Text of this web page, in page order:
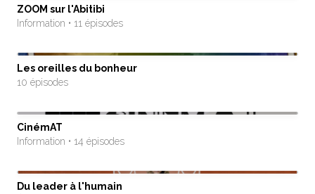
ZOOM sur l'Abitibi
Information • 11 épisodes
Les oreilles du bonheur
10 épisodes
CinémAT
Information • 14 épisodes
Du leader à l'humain